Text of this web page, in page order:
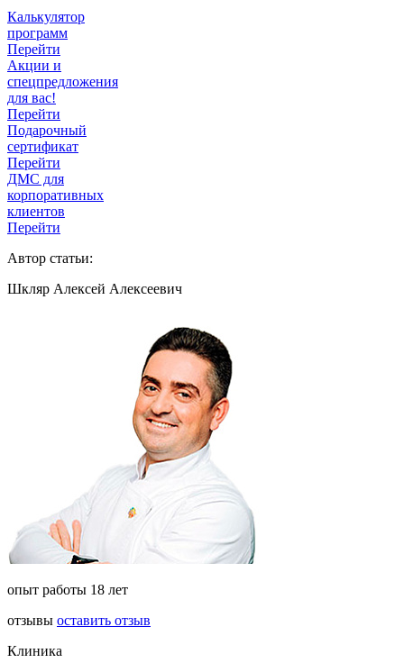
Калькулятор
программ
Перейти
Акции и
спецпредложения
для вас!
Перейти
Подарочный
сертификат
Перейти
ДМС для
корпоративных
клиентов
Перейти
Автор статьи:
Шкляр Алексей Алексеевич
опыт работы 18 лет
отзывы оставить отзыв
Клиника